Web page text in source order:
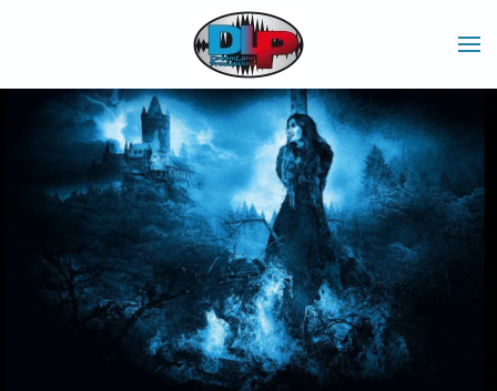
Skip to main content